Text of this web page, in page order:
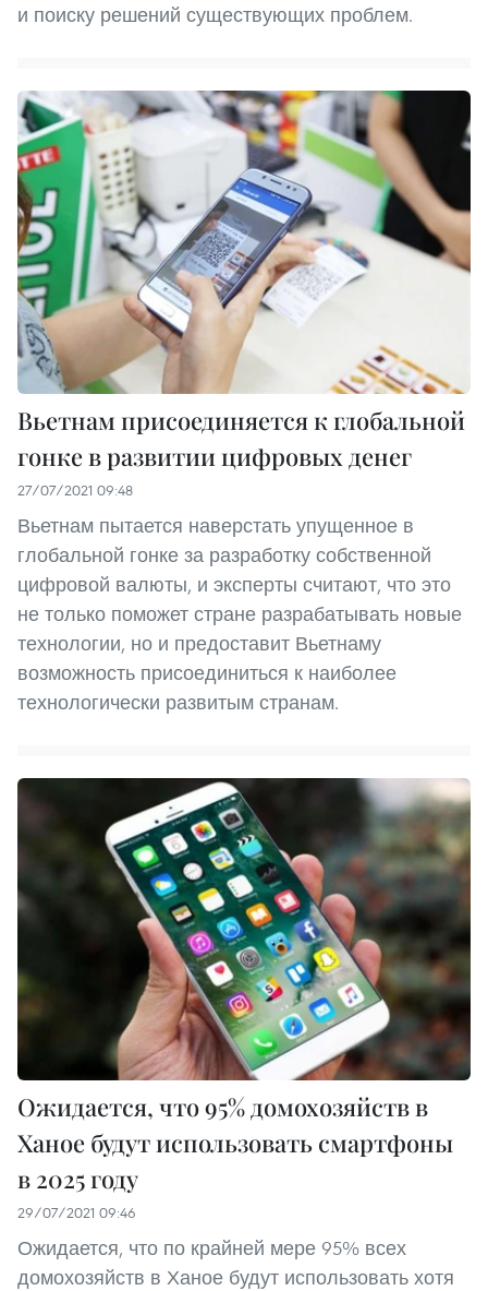
и поиску решений существующих проблем.
Вьетнам присоединяется к глобальной
гонке в развитии цифровых денег
27/07/2021 09:48
Вьетнам пытается наверстать упущенное в
глобальной гонке за разработку собственной
цифровой валюты, и эксперты считают, что это
не только поможет стране разрабатывать новые
технологии, но и предоставит Вьетнаму
возможность присоединиться к наиболее
технологически развитым странам.
Ожидается, что 95% домохозяйств в
Ханое будут использовать смартфоны
в 2025 году
29/07/2021 09:46
Ожидается, что по крайней мере 95% всех
домохозяйств в Ханое будут использовать хотя